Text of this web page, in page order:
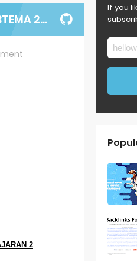
Halaman 7
Halaman 5
Halaman 3-5)
Raya)
2
2
If you